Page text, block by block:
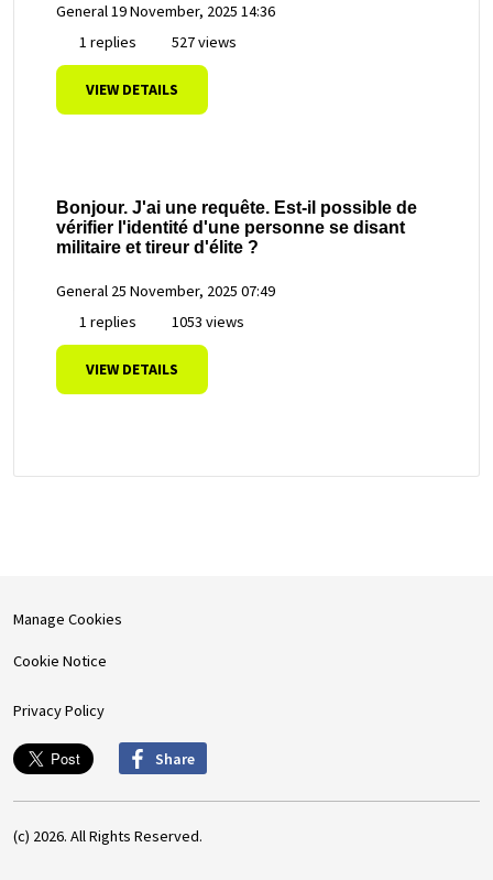
General19 November, 2025 14:36
1 replies
527 views
VIEW DETAILS
Bonjour. J'ai une requête. Est-il possible de
vérifier l'identité d'une personne se disant
militaire et tireur d'élite ?
General 25 November, 2025 07:49
1 replies
1053 views
VIEW DETAILS
Manage Cookies
Cookie Notice
Privacy Policy
Share
(c) 2026. All Rights Reserved.